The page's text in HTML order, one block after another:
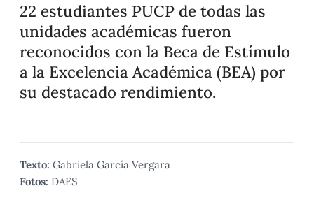
22 estudiantes PUCP de todas las
unidades académicas fueron
reconocidos con la Beca de Estímulo
a la Excelencia Académica (BEA) por
su destacado rendimiento.
Texto: Gabriela García Vergara
Fotos: DAES